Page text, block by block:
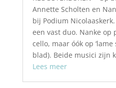
Annette Scholten en
bij Podium
een vast duo. Nanke op
cello, maar óók op
blad). Beide musici zijn
Lees meer